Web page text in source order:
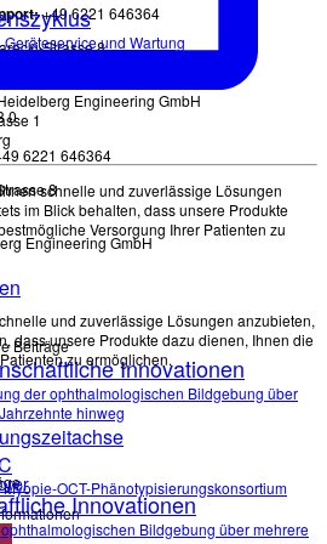
+49 6221 646364
Strasse 8
Engineering GmbH
1
schnelle und zuverlässige Lösungen
im Blick behalten, dass unsere Produkte
Versorgung Ihrer Patienten zu
Beiträge
Innovationen
der ophthalmologischen Bildgebung über
hinweg
OCT-Phänotypisierungskonsortium
und Wartung
0
6221 646364
8
Engineering GmbH
und zuverlässige Lösungen anzubieten,
dass unsere Produkte dazu dienen, Ihnen die
zu ermöglichen.
Innovationen
Bildgebung über mehrere